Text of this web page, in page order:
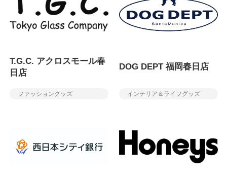
T.G.C. アクロスモール春
日店
ファッショングッズ
DOG DEPT 福岡春日店
インテリア＆ライフグッズ